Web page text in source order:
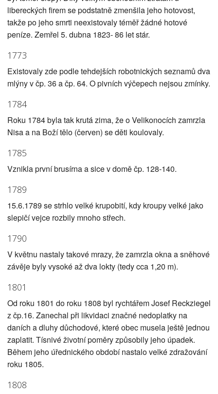
libereckých firem se podstatně zmenšila jeho hotovost,
takže po jeho smrti neexistovaly téměř žádné hotové
peníze. Zemřel 5. dubna 1823- 86 let stár.
1773
Existovaly zde podle tehdejších robotnických seznamů dva
mlýny v čp. 36 a čp. 64. O pivních výčepech nejsou zmínky.
1784
Roku 1784 byla tak krutá zima, že o Velikonocích zamrzla
Nisa a na Boží tělo (červen) se děti koulovaly.
1785
Vznikla první brusírna a sice v domě čp. 128-140.
1789
15.6.1789 se strhlo velké krupobití, kdy kroupy velké jako
slepičí vejce rozbily mnoho střech.
1790
V květnu nastaly takové mrazy, že zamrzla okna a sněhové
závěje byly vysoké až dva lokty (tedy cca 1,20 m).
1801
Od roku 1801 do roku 1808 byl rychtářem Josef Reckziegel
z čp.16. Zanechal při likvidaci značné nedoplatky na
daních a dluhy důchodové, které obec musela ještě jednou
zaplatit. Tísnivé životní poměry způsobily jeho úpadek.
Během jeho úřednického období nastalo velké zdražování
roku 1805.
1808